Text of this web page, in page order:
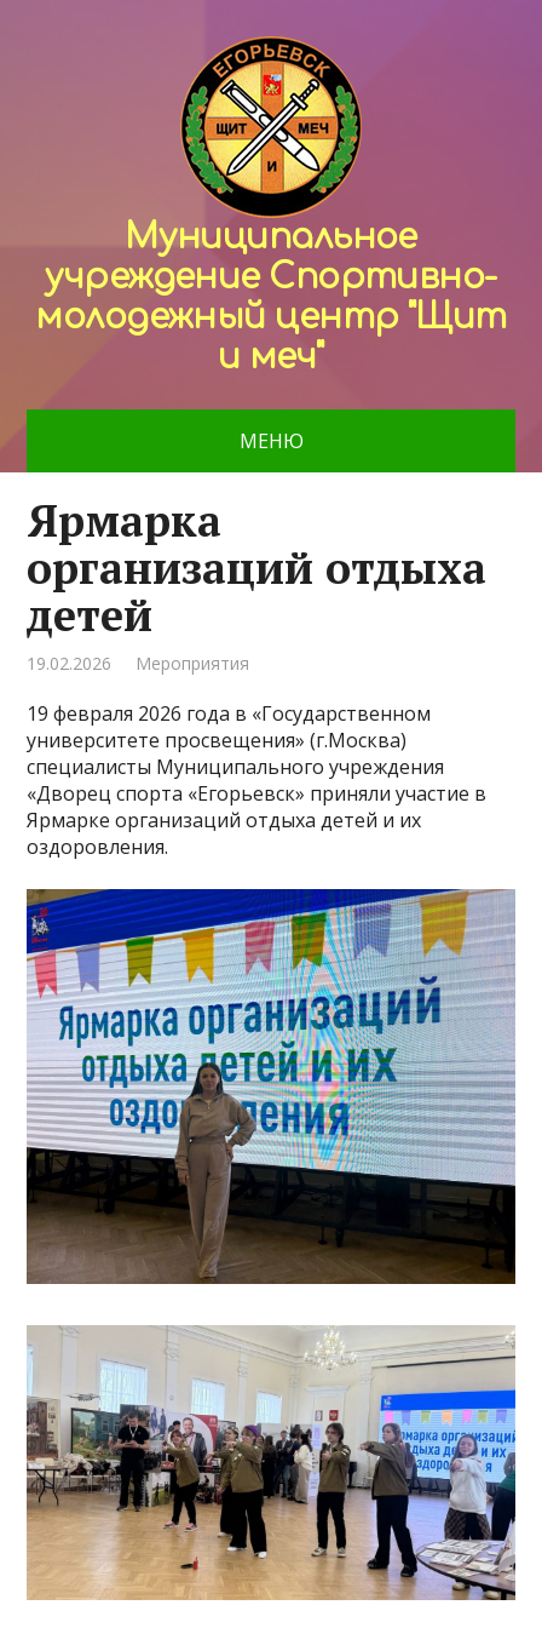
Муниципальное
учреждение Спортивно-
молодежный центр "Щит
и меч"
МЕНЮ
Ярмарка
организаций отдыха
детей
19.02.2026 Мероприятия
19 февраля 2026 года в «Государственном
университете просвещения» (г.Москва)
специалисты Муниципального учреждения
«Дворец спорта «Егорьевск» приняли участие в
Ярмарке организаций отдыха детей и их
оздоровления.